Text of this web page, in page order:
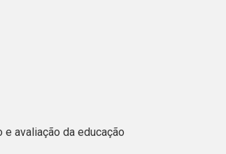
avaliação da educação